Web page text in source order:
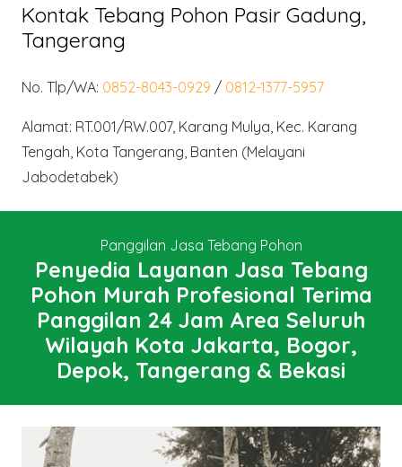
Kontak Tebang Pohon Pasir Gadung,
Tangerang
No. Tlp/WA: 0852-8043-0929 / 0812-1377-5957
Alamat: RT.001/RW.007, Karang Mulya, Kec. Karang
Tengah, Kota Tangerang, Banten (Melayani
Jabodetabek)
Panggilan Jasa Tebang Pohon
Penyedia Layanan Jasa Tebang
Pohon Murah Profesional Terima
Panggilan 24 Jam Area Seluruh
Wilayah Kota Jakarta, Bogor,
Depok, Tangerang & Bekasi